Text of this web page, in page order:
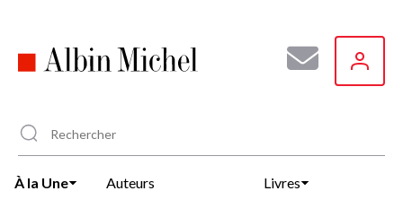
principal
À la Une Auteurs Livres